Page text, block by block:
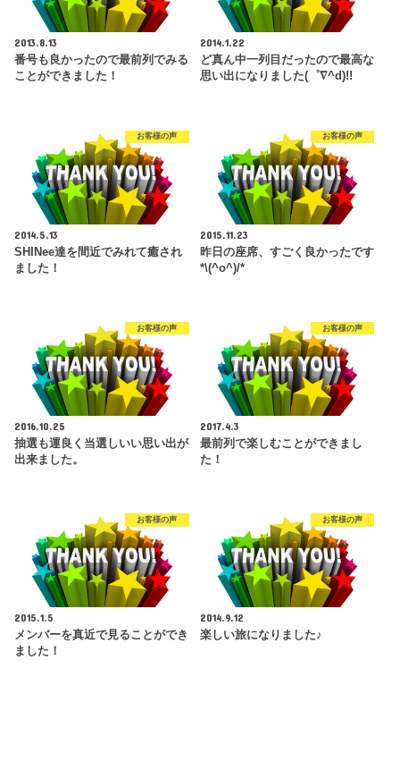
2013.8.13
番号も良かったので最前列でみる
ことができました！
2014.1.22
ど真ん中一列目だったので最高な
思い出になりました(゜∇^d)!!
お客様の声
2014.5.13
SHINee達を間近でみれて癒され
ました！
お客様の声
2015.11.23
昨日の座席、すごく良かったです
*\(^o^)/*
お客様の声
2016.10.25
抽選も運良く当選しいい思い出が
出来ました。
お客様の声
2017.4.3
最前列で楽しむことができまし
た！
お客様の声
2015.1.5
メンバーを真近で見ることができ
ました！
お客様の声
2014.9.12
楽しい旅になりました♪